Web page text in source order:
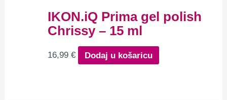
IKON.iQ Prima gel polish
Chrissy – 15 ml
16,99€ Dodaj u košaricu